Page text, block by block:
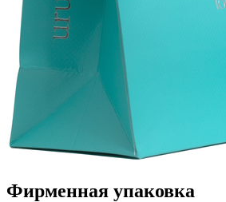
Фирменная упаковка